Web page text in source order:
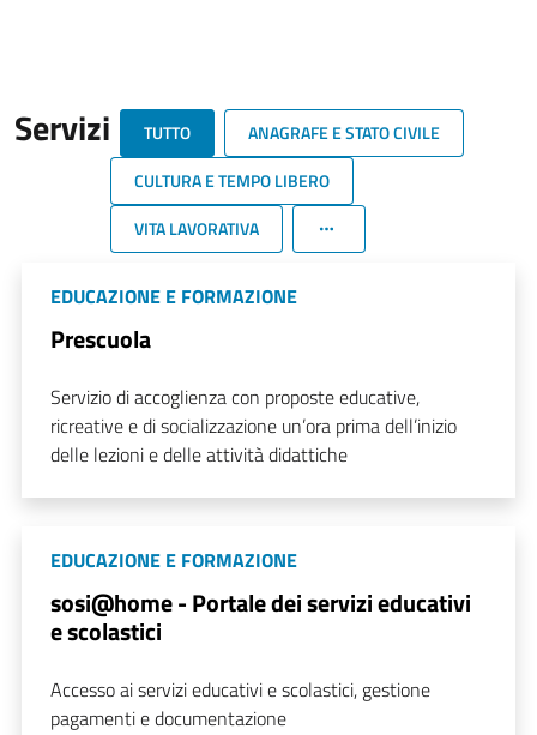
Servizi TUTTO
ANAGRAFE E STATO CIVILE
CULTURA E TEMPO LIBERO
VITA LAVORATIVA
EDUCAZIONE E FORMAZIONE
Prescuola
Servizio di accoglienza con proposte educative,
ricreative e di socializzazione un’ora prima dell’inizio
delle lezioni e delle attività didattiche
EDUCAZIONE E FORMAZIONE
sosi@home - Portale dei servizi educativi
e scolastici
Accesso ai servizi educativi e scolastici, gestione
pagamenti e documentazione